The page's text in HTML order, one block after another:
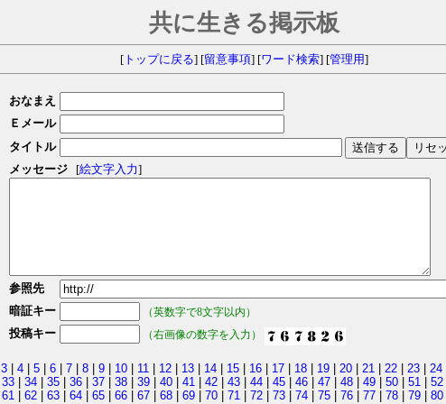
共に生きる掲示板
[トップに戻る] [留意事項] [ワード検索] [管理用]
おなまえ
Ｅメール
タイトル
メッセージ
[絵文字入力]
参照先
暗証キー
（英数字で8文字以内）
投稿キー （右画像の数字を入力）
3 4 5 6 7 8 9 10 11 12 13 14 15 16 17 18 19 20 21 22 23 24
33 34 35 36 37 38 39 40 41 42 43 44 45 46 47 48 49 50 51 52
61 62 63 64 65 66 67 68 69 70 71 72 73 74 75 76 77 78 79 80